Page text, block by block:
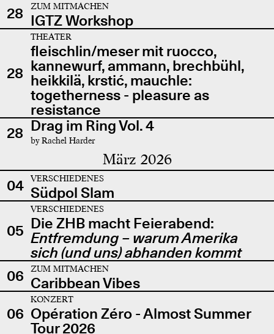
28
ZUM MITMACHEN
IGTZ Workshop
28
THEATER
fleischlin/meser mit ruocco,
kannewurf, ammann, brechbühl,
heikkilä, krstić, mauchle:
togetherness - pleasure as
resistance
28 Drag im Ring Vol. 4
by Rachel Harder
März 2026
04 VERSCHIEDENES
Südpol Slam
05
VERSCHIEDENES
Die ZHB macht Feierabend:
Entfremdung – warum Amerika
sich (und uns) abhanden kommt
06
ZUM MITMACHEN
Caribbean Vibes
06
KONZERT
Opération Zéro - Almost Summer
Tour 2026